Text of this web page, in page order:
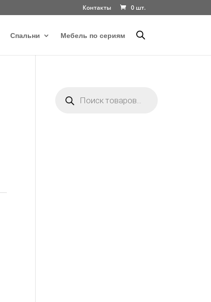
Контакты 0 шт.
Спальни Мебель по сериям
товаров